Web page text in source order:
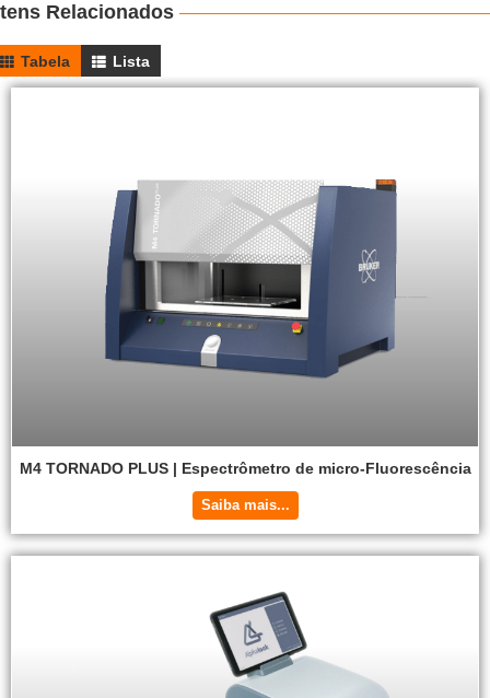
Relacionados
Tabela Lista
M4 TORNADO PLUS | Espectrômetro de micro-Fluorescência
Saiba mais...